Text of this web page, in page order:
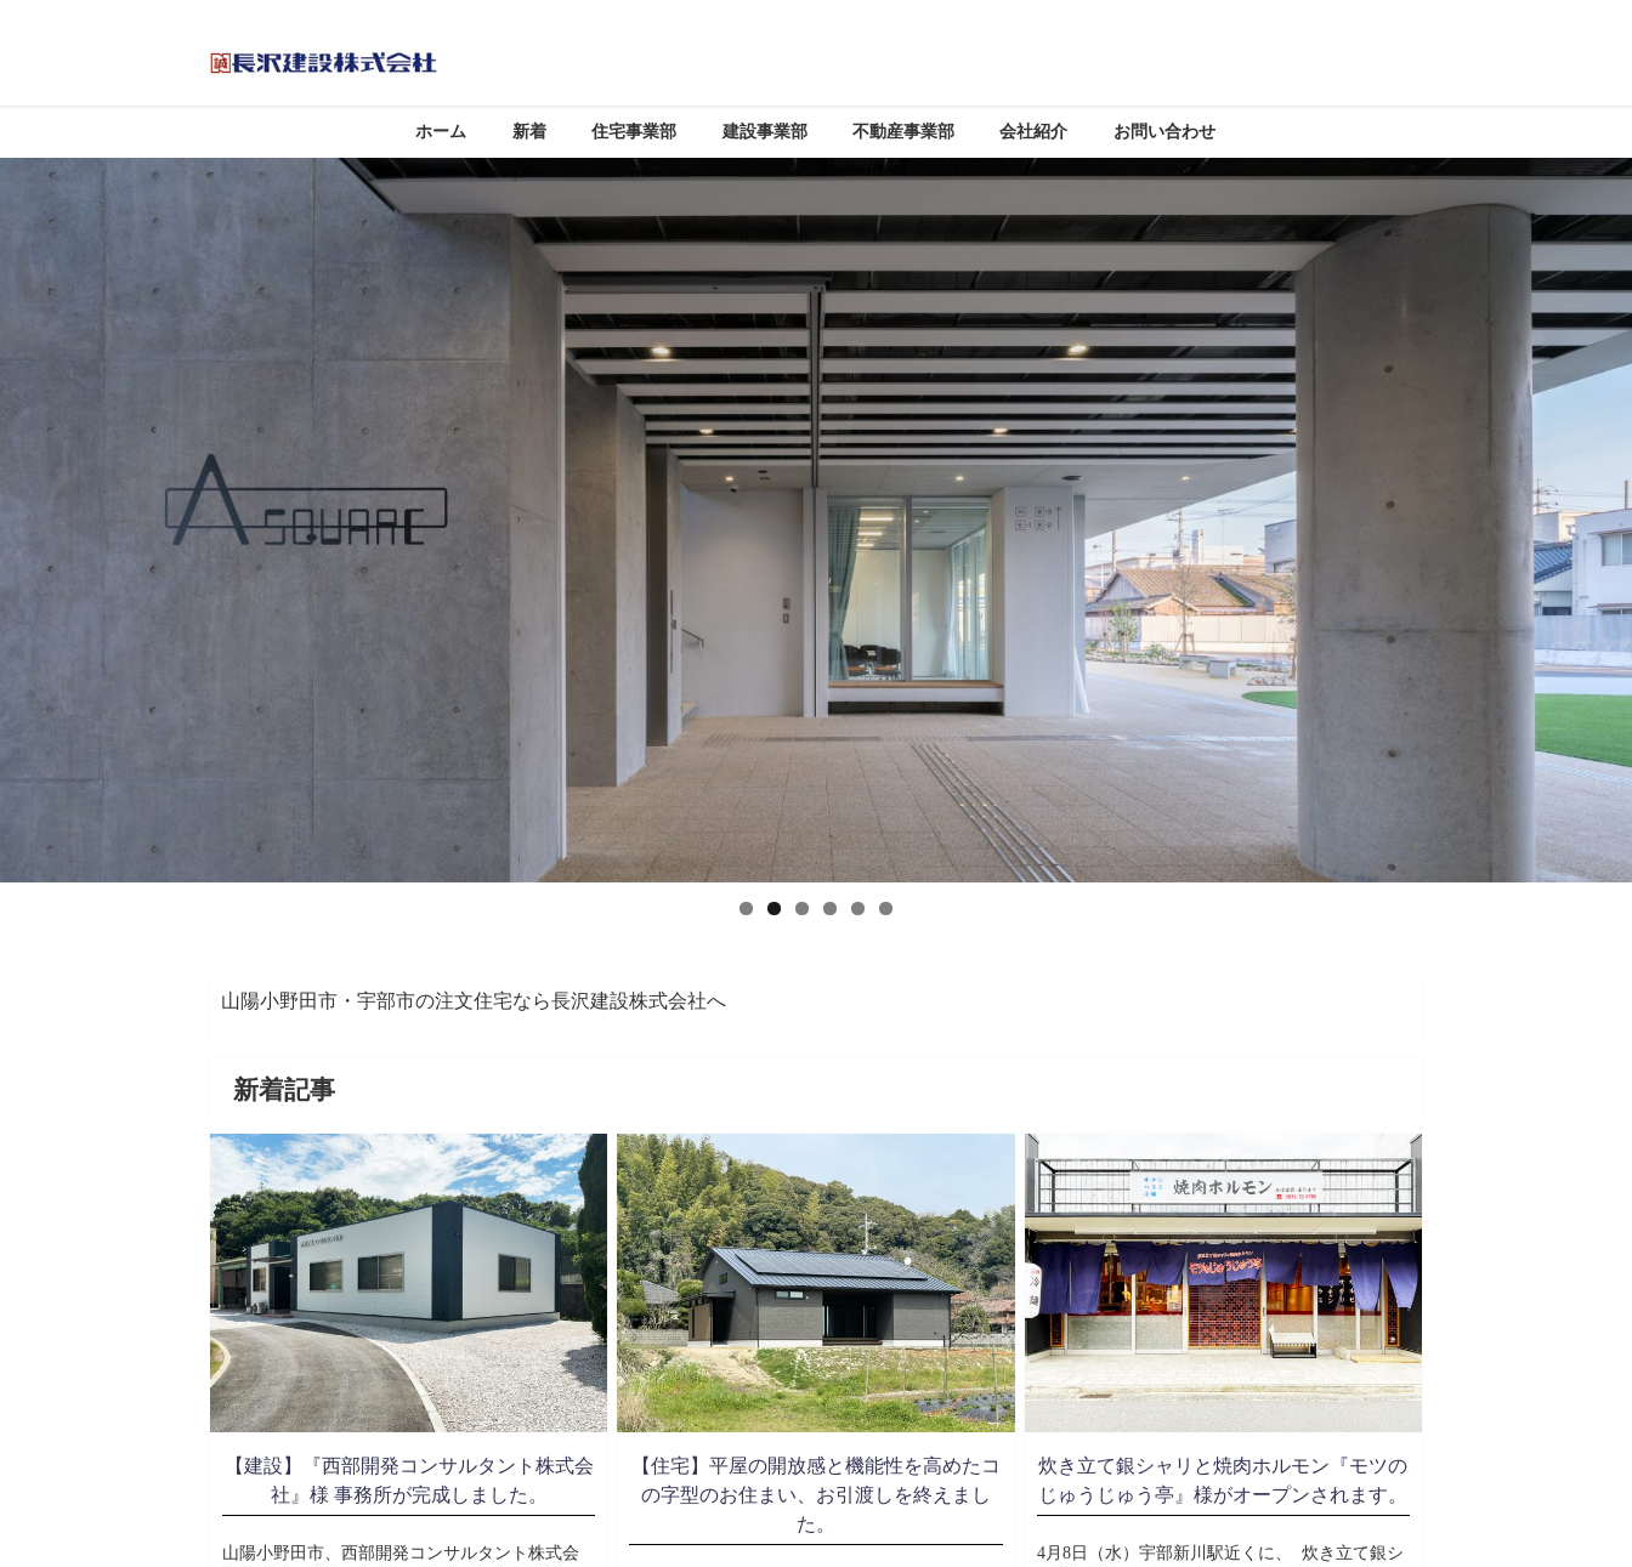
ホーム 新着 住宅事業部 建設事業部 不動産事業部 会社紹介 お問い合わせ
山陽小野田市・宇部市の注文住宅なら長沢建設株式会社へ
新着記事
【建設】『西部開発コンサルタント株式会
社』様 事務所が完成しました。
山陽小野田市、西部開発コンサルタント株式会
【住宅】平屋の開放感と機能性を高めたコ
の字型のお住まい、お引渡しを終えまし
た。
炊き立て銀シャリと焼肉ホルモン『モツの
じゅうじゅう亭』様がオープンされます。
4月8日（水）宇部新川駅近くに、 炊き立て銀シ